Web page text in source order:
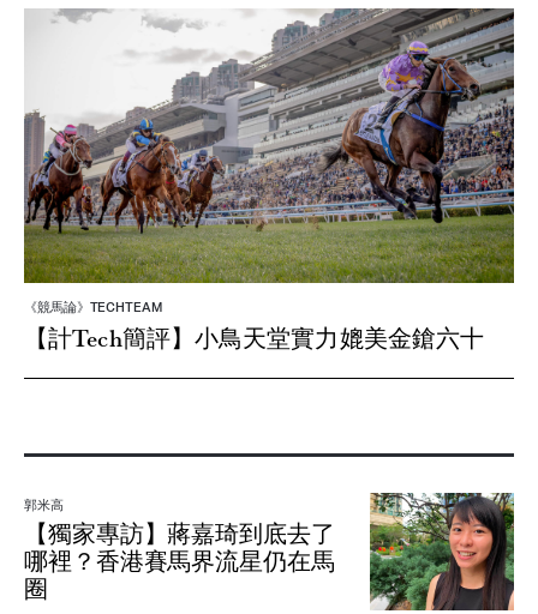
《競馬論》TECHTEAM
【計Tech簡評】小鳥天堂實力媲美金鎗六十
郭米高
【獨家專訪】蔣嘉琦到底去了
哪裡？香港賽馬界流星仍在馬
圈